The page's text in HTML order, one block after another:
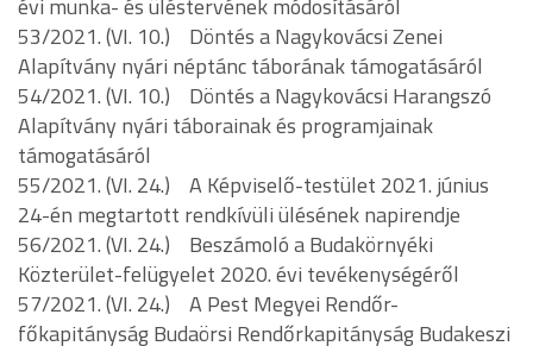
évi munka- és üléstervének módosításáról
53/2021. (VI. 10.) Döntés a Nagykovácsi Zenei
Alapítvány nyári néptánc táborának támogatásáról
54/2021. (VI. 10.) Döntés a Nagykovácsi Harangszó
Alapítvány nyári táborainak és programjainak
támogatásáról
55/2021. (VI. 24.) A Képviselő-testület 2021. június
24-én megtartott rendkívüli ülésének napirendje
56/2021. (VI. 24.) Beszámoló a Budakörnyéki
Közterület-felügyelet 2020. évi tevékenységéről
57/2021. (VI. 24.) A Pest Megyei Rendőr-
főkapitányság Budaörsi Rendőrkapitányság Budakeszi